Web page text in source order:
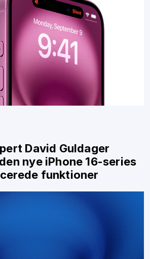
David Guldager
nye iPhone 16-series
funktioner